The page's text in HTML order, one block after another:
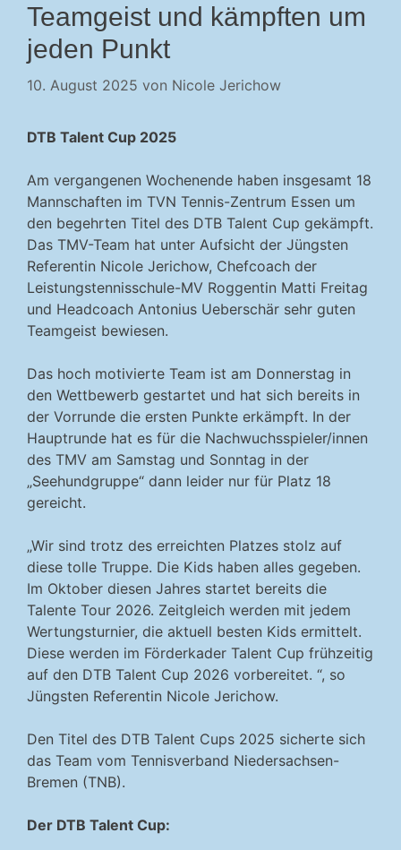
Teamgeist und kämpften um
jeden Punkt
10. August 2025 von Nicole Jerichow
DTB Talent Cup 2025
Am vergangenen Wochenende haben insgesamt 18
Mannschaften im TVN Tennis-Zentrum Essen um
den begehrten Titel des DTB Talent Cup gekämpft.
Das TMV-Team hat unter Aufsicht der Jüngsten
Referentin Nicole Jerichow, Chefcoach der
Leistungstennisschule-MV Roggentin Matti Freitag
und Headcoach Antonius Ueberschär sehr guten
Teamgeist bewiesen.
Das hoch motivierte Team ist am Donnerstag in
den Wettbewerb gestartet und hat sich bereits in
der Vorrunde die ersten Punkte erkämpft. In der
Hauptrunde hat es für die Nachwuchsspieler/innen
des TMV am Samstag und Sonntag in der
„Seehundgruppe“ dann leider nur für Platz 18
gereicht.
„Wir sind trotz des erreichten Platzes stolz auf
diese tolle Truppe. Die Kids haben alles gegeben.
Im Oktober diesen Jahres startet bereits die
Talente Tour 2026. Zeitgleich werden mit jedem
Wertungsturnier, die aktuell besten Kids ermittelt.
Diese werden im Förderkader Talent Cup frühzeitig
auf den DTB Talent Cup 2026 vorbereitet. “, so
Jüngsten Referentin Nicole Jerichow.
Den Titel des DTB Talent Cups 2025 sicherte sich
das Team vom Tennisverband Niedersachsen-
Bremen (TNB).
Der DTB Talent Cup: